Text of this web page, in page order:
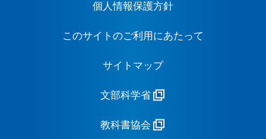
個人情報保護方針
このサイトのご利用にあたって
サイトマップ
文部科学省
教科書協会